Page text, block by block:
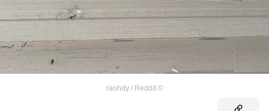
©
raohdy / Reddit